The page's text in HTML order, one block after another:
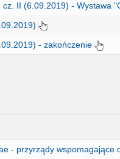
II (6.09.2019) - Wystawa
- zakończenie
- przyrządy wspomagające